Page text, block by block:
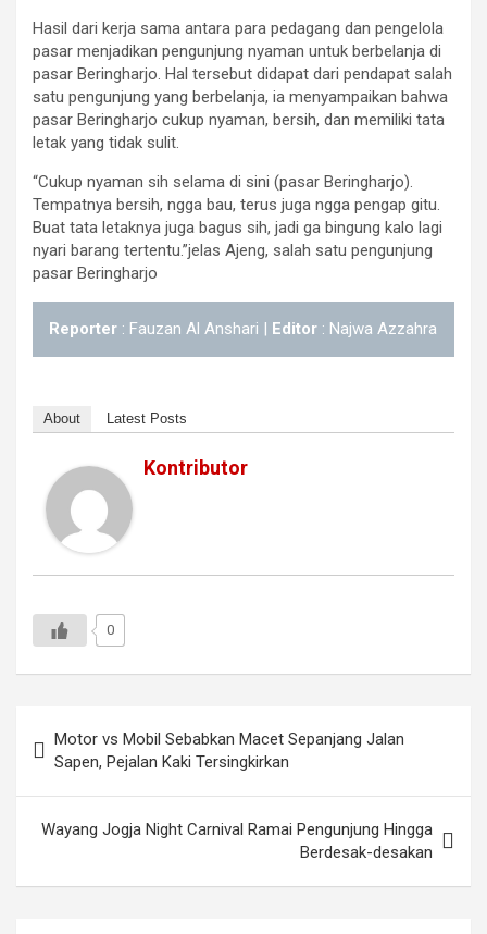
Hasil dari kerja sama antara para pedagang dan pengelola
pasar menjadikan pengunjung nyaman untuk berbelanja di
pasar Beringharjo. Hal tersebut didapat dari pendapat salah
satu pengunjung yang berbelanja, ia menyampaikan bahwa
pasar Beringharjo cukup nyaman, bersih, dan memiliki tata
letak yang tidak sulit.
“Cukup nyaman sih selama di sini (pasar Beringharjo).
Tempatnya bersih, ngga bau, terus juga ngga pengap gitu.
Buat tata letaknya juga bagus sih, jadi ga bingung kalo lagi
nyari barang tertentu.”jelas Ajeng, salah satu pengunjung
pasar Beringharjo
Reporter : Fauzan Al Anshari | Editor : Najwa Azzahra
About Latest Posts
Kontributor
0
pos
Motor vs Mobil Sebabkan Macet Sepanjang Jalan
Sapen, Pejalan Kaki Tersingkirkan
Wayang Jogja Night Carnival Ramai Pengunjung Hingga
Berdesak-desakan